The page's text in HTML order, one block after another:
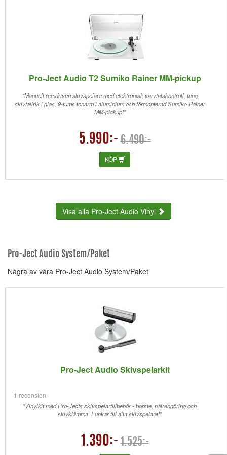
Pro-Ject Audio T2 Sumiko Rainer MM-pickup
"Manuell remdriven skivspelare med elektronisk varvtalskontroll, tung
skivtallrik i glas, 9-tums tonarm i aluminium och förmonterad Sumiko Rainer
MM-pickup!"
5.990:- 6.490:-
KÖP
Visa alla Pro-Ject Audio Vinyl
Pro-Ject Audio System/Paket
Några av våra Pro-Ject Audio System/Paket
Pro-Ject Audio Skivspelarkit
1 recension
"Vinylkit med Pro-Jects skivspelartillbehör - borste, nålrengöring och
skivklämma. Funkar till alla skivspelare!"
1.390:- 1.525:-